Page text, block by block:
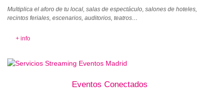
Multiplica el aforo de tu local, salas de espectáculo, salones de hoteles,
recintos feriales, escenarios, auditorios, teatros…
+ info
Eventos Conectados